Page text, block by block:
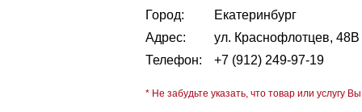
Город:
Екатеринбург
Адрес:
ул. Краснофлотцев, 48В
Телефон:
+7 (912) 249-97-19
* Не забудьте указать, что товар или услугу